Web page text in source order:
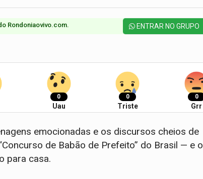
Rondoniaovivo.com.​ ENTRAR NO GRUPO
0
Uau
0
Triste
0
Grr
emocionadas e os discursos cheios de
de Babão de Prefeito” do Brasil — e o
para casa.